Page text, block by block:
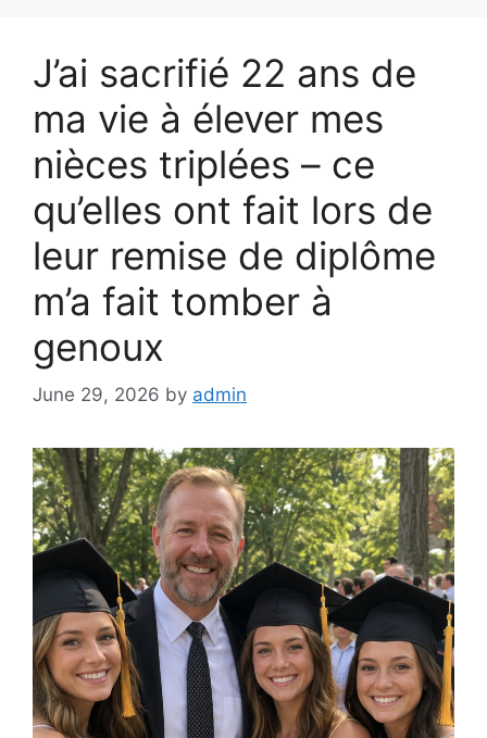
J’ai sacrifié 22 ans de
ma vie à élever mes
nièces triplées – ce
qu’elles ont fait lors de
leur remise de diplôme
m’a fait tomber à
genoux
June 29, 2026 by admin